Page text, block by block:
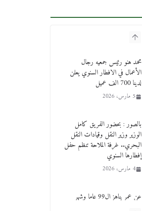
محمد هنو رئيس جمعيه رجال
الأعمال في الافطار السنوي يعلن
لدينا 700 الف عميل
5 مارس، 2026
بالصور : بحضور الفريق كامل
الوزير وزير النقل وقيادات النقل
البحري.. غرفة الملاحة تنظم حفل
إفطارها السنوي
4 مارس، 2026
عن عمر يناهز ال99 عاما وشهر